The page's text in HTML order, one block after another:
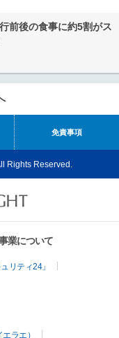
前後の食事に約5割がス
免責事項
Rights Reserved.
業について
リティ24」
ラエ）